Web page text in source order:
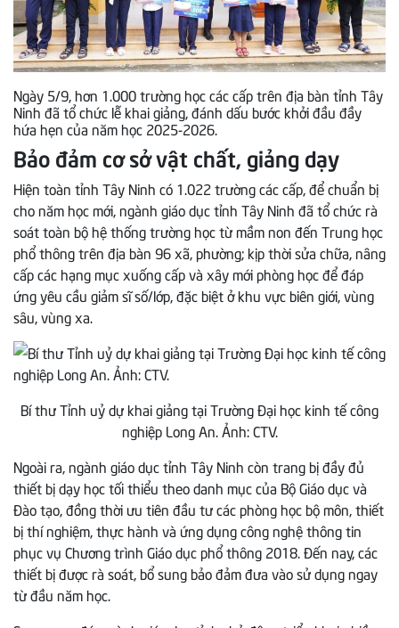
Ngày 5/9, hơn 1.000 trường học các cấp trên địa bàn tỉnh Tây
Ninh đã tổ chức lễ khai giảng, đánh dấu bước khởi đầu đầy
hứa hẹn của năm học 2025-2026.
Bảo đảm cơ sở vật chất, giảng dạy
Hiện toàn tỉnh Tây Ninh có 1.022 trường các cấp, để chuẩn bị
cho năm học mới, ngành giáo dục tỉnh Tây Ninh đã tổ chức rà
soát toàn bộ hệ thống trường học từ mầm non đến Trung học
phổ thông trên địa bàn 96 xã, phường; kịp thời sửa chữa, nâng
cấp các hạng mục xuống cấp và xây mới phòng học để đáp
ứng yêu cầu giảm sĩ số/lớp, đặc biệt ở khu vực biên giới, vùng
sâu, vùng xa.
Bí thư Tỉnh uỷ dự khai giảng tại Trường Đại học kinh tế công
nghiệp Long An. Ảnh: CTV.
Ngoài ra, ngành giáo dục tỉnh Tây Ninh còn trang bị đầy đủ
thiết bị dạy học tối thiểu theo danh mục của Bộ Giáo dục và
Đào tạo, đồng thời ưu tiên đầu tư các phòng học bộ môn, thiết
bị thí nghiệm, thực hành và ứng dụng công nghệ thông tin
phục vụ Chương trình Giáo dục phổ thông 2018. Đến nay, các
thiết bị được rà soát, bổ sung bảo đảm đưa vào sử dụng ngay
từ đầu năm học.